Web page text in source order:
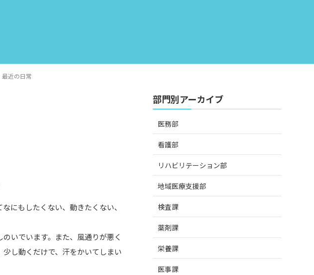
最近の日常
にもしたくない、動きたくない、
いでいます。また、風通りが悪く
し動くだけで、汗をかいてしまい
部門別アーカイブ
医務部
看護部
リハビリテーション部
地域医療支援部
検査課
薬剤課
栄養課
医事課